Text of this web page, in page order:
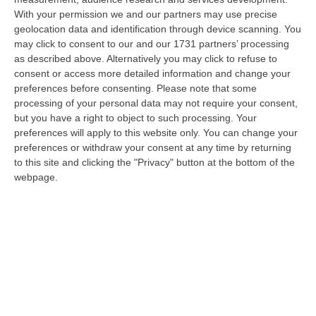
With your permission we and our partners may use precise
geolocation data and identification through device scanning. You
may click to consent to our and our 1731 partners’ processing
as described above. Alternatively you may click to refuse to
consent or access more detailed information and change your
preferences before consenting. Please note that some
processing of your personal data may not require your consent,
but you have a right to object to such processing. Your
preferences will apply to this website only. You can change your
preferences or withdraw your consent at any time by returning
to this site and clicking the "Privacy" button at the bottom of the
webpage.
Ciclovia Dei Parchi Della Calabria: Al Via La Messa In Sicurezza
Del Tratto Fabrizia – Serra San Bruno
“SERRA SAN BRUNO Partono i lavori di riqualificazione e miglioramento
della sicurezza lungo la Ciclovia dei Parchi della Calabria, concentra…
05 Agosto, 21:56
Tari, Senese: «Rendere Efficiente Il Sistema Per Ridurre I Costi
Per I Cittadini E Aumentare I Salari»
“CATANZARO A Lamezia Terme la Tari aumenta del 6,2% per le famiglie e
del 17% per le imprese; a Crotone del 6,9%; a Catanzaro dell’1,63%. A…
05 Agosto, 21:23